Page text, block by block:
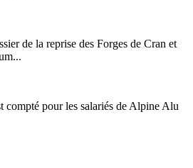
de la reprise des Forges de Cran et